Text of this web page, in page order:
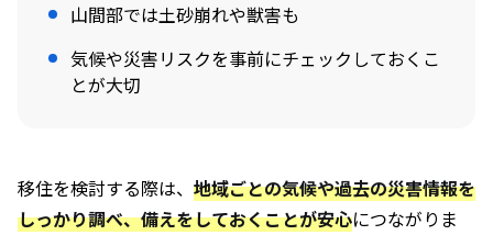
山間部では土砂崩れや獣害も
気候や災害リスクを事前にチェックしておくこ
とが大切
移住を検討する際は、 地域ごとの気候や過去の災害情報を
しっかり調べ、備えをしておくことが安心につながりま